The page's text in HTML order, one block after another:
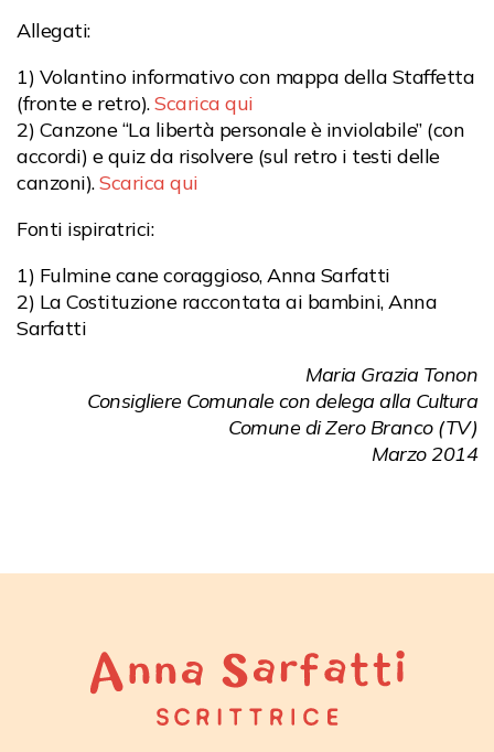
Allegati:
1) Volantino informativo con mappa della Staffetta
(fronte e retro).Scarica qui
2) Canzone “La libertà personale è inviolabile” (con
accordi) e quiz da risolvere (sul retro i testi delle
canzoni).Scarica qui
Fonti ispiratrici:
1) Fulmine cane coraggioso, Anna Sarfatti
2) La Costituzione raccontata ai bambini, Anna
Sarfatti
Maria Grazia Tonon
Consigliere Comunale con delega alla Cultura
Comune di Zero Branco (TV)
Marzo 2014